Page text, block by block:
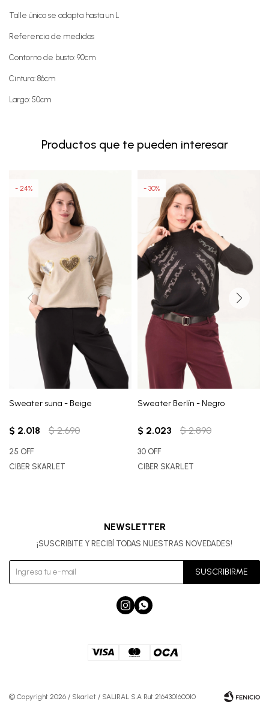
Talle único se adapta hasta un L
Referencia de medidas
Contorno de busto: 90cm
Cintura: 86cm
Largo: 50cm
Productos que te pueden interesar
Sweater suna - Beige
$ 2.018 $ 2.690
24
25 OFF
CIBER SKARLET
Sweater Berlín - Negro
$ 2.023 $ 2.890
30
30 OFF
CIBER SKARLET
NEWSLETTER
¡SUSCRIBITE Y RECIBÍ TODAS NUESTRAS NOVEDADES!
SUSCRIBIRME
 
© Copyright 2026 / Skarlet / SALIRAL S.A Rut 216430160010